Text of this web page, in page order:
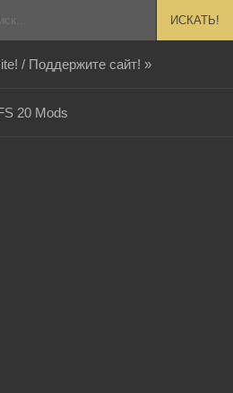
ИСКАТЬ!
/ Поддержите сайт! »
20 Mods